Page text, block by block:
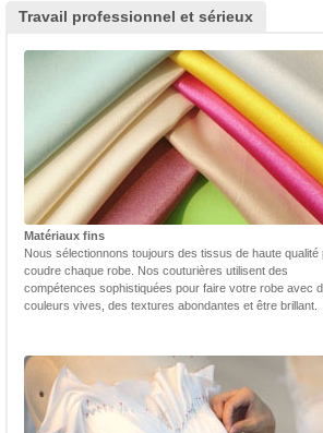
Travail professionnel et sérieux
Matériaux fins
Nous sélectionnons toujours des tissus de haute qualité
coudre chaque robe. Nos couturières utilisent des
compétences sophistiquées pour faire votre robe avec
couleurs vives, des textures abondantes et être brillant.